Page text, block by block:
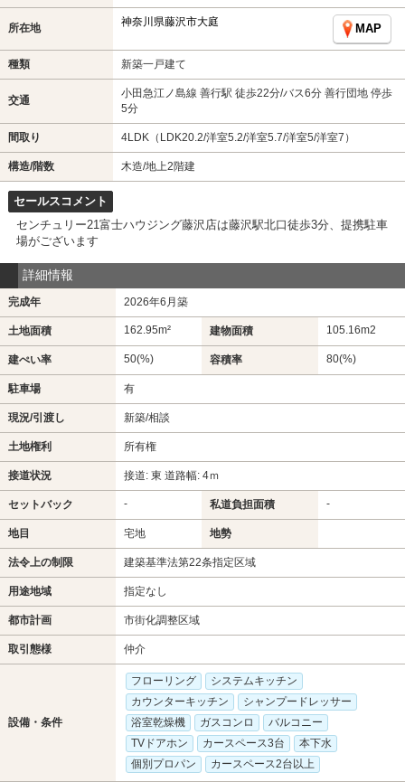
所在地 神奈川県藤沢市大庭
MAP
種類 新築一戸建て
交通
小田急江ノ島線 善行駅 徒歩22分/バス6分 善行団地 停歩
5分
間取り 4LDK（LDK20.2/洋室5.2/洋室5.7/洋室5/洋室7）
構造/階数 木造/地上2階建
セールスコメント
センチュリー21富士ハウジング藤沢店は藤沢駅北口徒歩3分、提携駐車
場がございます
詳細情報
完成年 2026年6月築
土地面積 162.95m² 建物面積 105.16m2
建ぺい率 50(%) 容積率 80(%)
駐車場 有
現況/引渡し 新築/相談
土地権利 所有権
接道状況 接道: 東 道路幅: 4ｍ
セットバック - 私道負担面積 -
地目 宅地 地勢
法令上の制限 建築基準法第22条指定区域
用途地域 指定なし
都市計画 市街化調整区域
取引態様 仲介
設備・条件
フローリング
システムキッチン
カウンターキッチン
シャンプードレッサー
浴室乾燥機
ガスコンロ
バルコニー
TVドアホン
カースペース3台
本下水
個別プロパン
カースペース2台以上